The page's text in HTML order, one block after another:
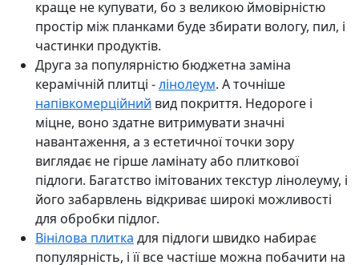
краще не купувати, бо з великою ймовірністю
простір між планками буде збирати вологу, пил, і
частинки продуктів.
Друга за популярністю бюджетна заміна
керамічній плитці -лінолеум. А точніше
напівкомерційний вид покриття. Недороге і
міцне, воно здатне витримувати значні
навантаження, а з естетичної точки зору
виглядає не гірше ламінату або плиткової
підлоги. Багатство імітованих текстур лінолеуму, і
його забарвлень відкриває широкі можливості
для обробки підлог.
Вінілова плитка для підлоги швидко набирає
популярність, і її все частіше можна побачити на